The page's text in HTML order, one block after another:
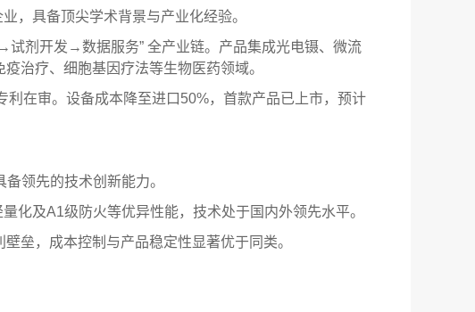
，具备顶尖学术背景与产业化经验。
试剂开发→数据服务” 全产业链。产品集成光电镊、微流
治疗、细胞基因疗法等生物医药领域。
利在审。设备成本降至进口50%，首款产品已上市，预计
领先的技术创新能力。
化及A1级防火等优异性能，技术处于国内外领先水平。
垒，成本控制与产品稳定性显著优于同类。